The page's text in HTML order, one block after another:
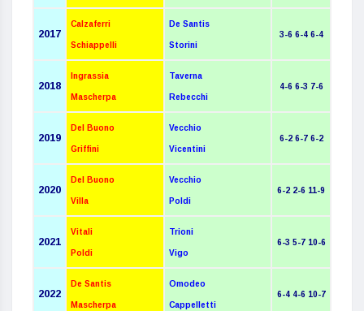
2017
Calzaferri
Schiappelli
De Santis
Storini
3-6 6-4 6-4
2018
Ingrassia
Mascherpa
Taverna
Rebecchi
4-6 6-3 7-6
2019
Del Buono
Griffini
Vecchio
Vicentini
6-2 6-7 6-2
2020
Del Buono
Villa
Vecchio
Poldi
6-2 2-6 11-9
2021
Vitali
Poldi
Trioni
Vigo
6-3 5-7 10-6
2022
De Santis
Mascherpa
Omodeo
Cappelletti
6-4 4-6 10-7